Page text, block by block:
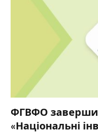
ФГВФО
«Національні